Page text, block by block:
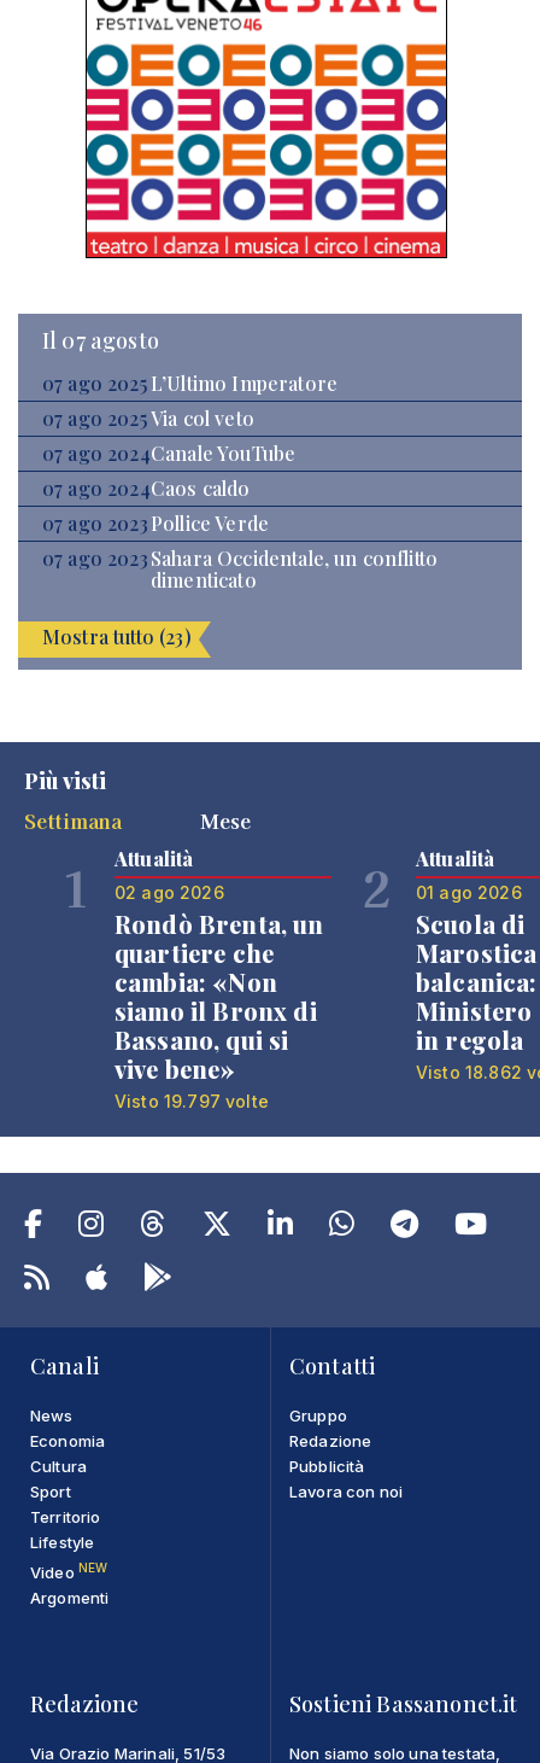
Il 07 agosto
07 ago 2025 L’Ultimo Imperatore
07 ago 2025Via col veto
07 ago 2024Canale YouTube
07 ago 2024Caos caldo
07 ago 2023Pollice Verde
07 ago 2023Sahara Occidentale, un conflitto
dimenticato
Mostra tutto (23)
Più visti
Settimana
Mese
1 Attualità
02 ago 2026
Rondò Brenta, un
quartiere che
cambia: «Non
siamo il Bronx di
Bassano, qui si
vive bene»
Visto 19.797 volte
2 Attualità
01 ago 2026
Scuola di
Ministero
in regola
Visto 18.862
Canali
News
Economia
Cultura
Sport
Territorio
Lifestyle
Video NEW
Argomenti
Contatti
Gruppo
Redazione
Pubblicità
Lavora con noi
Redazione
Via Orazio Marinali, 51/53
Sostieni Bassanonet.it
Non siamo solo una testata,